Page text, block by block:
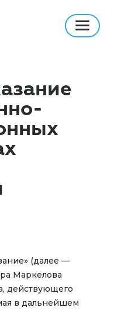
(далее —
Маркелова
действующего
в дальнейшем